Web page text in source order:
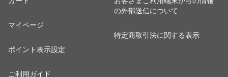
マイページ
ポイント表示設定
ご利用ガイド
の外部送信について
特定商取引法に関する表示